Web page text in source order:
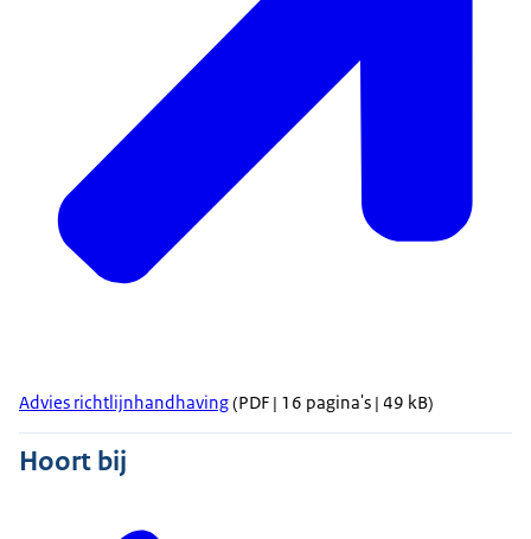
Advies richtlijnhandhaving(PDF | 16 pagina's | 49 kB)
Hoort bij